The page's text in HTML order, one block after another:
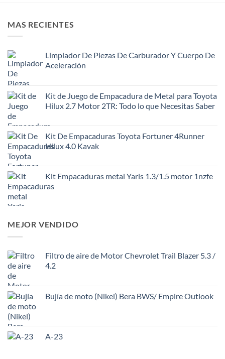
MAS RECIENTES
Limpiador De Piezas De Carburador Y Cuerpo De
Aceleración
Kit de Juego de Empacadura de Metal para Toyota
Hilux 2.7 Motor 2TR: Todo lo que Necesitas Saber
Kit De Empacaduras Toyota Fortuner 4Runner
Hilux 4.0 Kavak
Kit Empacaduras metal Yaris 1.3/1.5 motor 1nzfe
MEJOR VENDIDO
Filtro de aire de Motor Chevrolet Trail Blazer 5.3 /
4.2
Bujía de moto (Nikel) Bera BWS/ Empire Outlook
A-23